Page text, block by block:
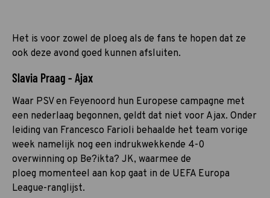
Het is voor zowel de ploeg als de fans te hopen dat ze
ook deze avond goed kunnen afsluiten.
Slavia Praag - Ajax
Waar PSV en Feyenoord hun Europese campagne met
een nederlaag begonnen, geldt dat niet voor Ajax. Onder
leiding van Francesco Farioli behaalde het team vorige
week namelijk nog een indrukwekkende 4-0
overwinning op Be?ikta? JK, waarmee de
ploeg momenteel aan kop gaat in de UEFA Europa
League-ranglijst.